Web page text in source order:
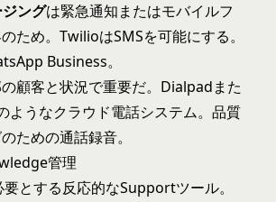
ングは緊急通知またはモバイルフ
ため。TwilioはSMSを可能にする。
Business。
顧客と状況で重要だ。Dialpadまた
ようなクラウド電話システム。品質
ための通話録音。
管理
とする反応的なSupportツール。